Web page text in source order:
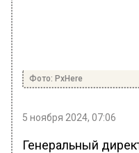
Фото: PxHere
5 ноября 2024, 07:06
Генеральный